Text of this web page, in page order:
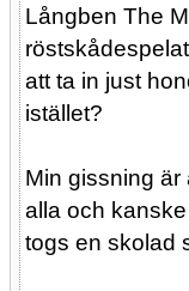
Långben The
att ta in just
istället?
Min gissning
alla och
togs en skolad